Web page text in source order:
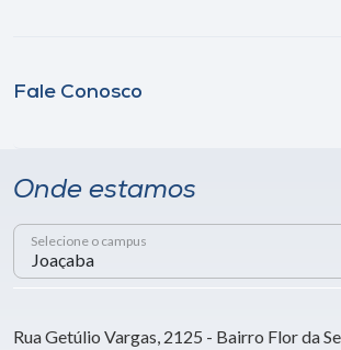
Fale Conosco
Onde estamos
Selecione o campus
Rua Getúlio Vargas, 2125 - Bairro Flor da